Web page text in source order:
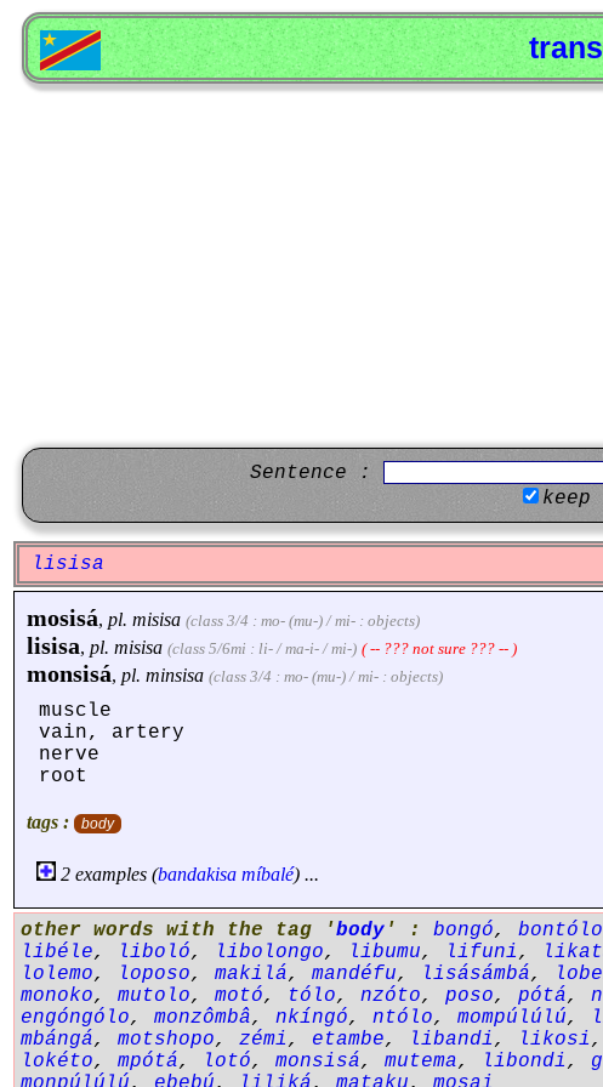
Sentence :
lisisa
mosisá, pl. misisa (class 3/4 : mo- (mu-) / mi- : objects)
lisisa, pl. misisa (class 5/6mi : li- / ma-i- / mi-) ( -- ??? not sure ??? -- )
monsisá, pl. minsisa (class 3/4 : mo- (mu-) / mi- : objects)
muscle
vain, artery
nerve
root
tags : body
2 examples (bandakisa míbalé) ...
other words with the tag 'body ' : bongó, bontólo
libéle, liboló, libolongo, libumu, lifuni,
lolemo, loposo, makilá, mandéfu, lisásámbá,
monoko, mutolo, motó, tólo, nzóto, poso, pótá,
engóngólo, monzômbâ, nkíngó, ntólo, mompúlúlú,
mbángá, motshopo, zémi, etambe, libandi, likosi,
lokéto, mpótá, lotó, monsisá, mutema, libondi,